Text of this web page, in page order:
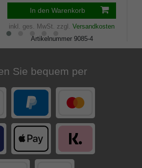
In den Warenkorb
inkl. ges. MwSt. zzgl. Versandkosten
Artikelnummer 9085-4
Merkliste
Sie bequem per